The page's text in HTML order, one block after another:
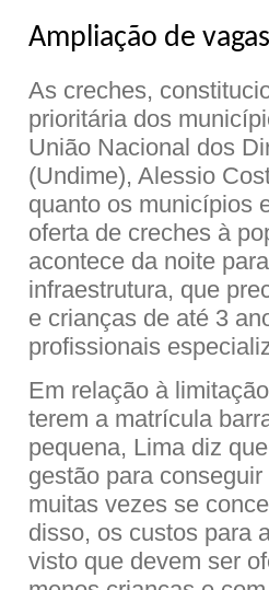
Ampliação de vagas
As creches,
prioritária dos
União Nacional dos
(Undime), Alessio
quanto os municípios
oferta de creches à
acontece da noite
infraestrutura, que
e crianças de até 3
profissionais
Em relação à
terem a matrícula
pequena, Lima diz
gestão para
muitas vezes se
disso, os custos para
visto que devem ser